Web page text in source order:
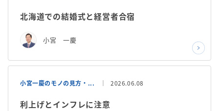
北海道での結婚式と経営者合宿
小宮 一慶
小宮一慶のモノの見方・... 2026.06.08
利上げとインフレに注意